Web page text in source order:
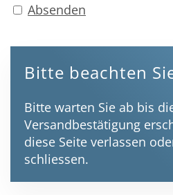
Absenden
Bitte beachten
Bitte warten Sie ab bis
Versandbestätigung
diese Seite verlassen
schliessen.